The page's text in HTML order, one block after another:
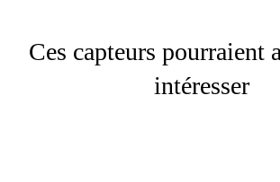
Ces capteurs pourraient
intéresser